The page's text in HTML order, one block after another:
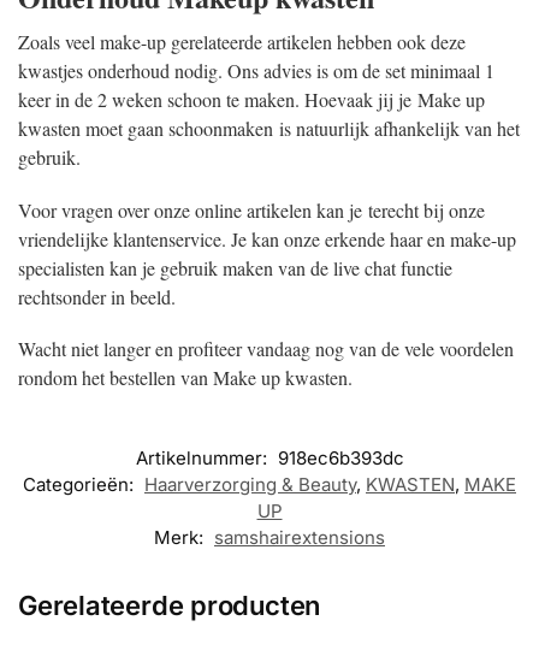
Zoals veel make-up gerelateerde artikelen hebben ook deze
kwastjes onderhoud nodig. Ons advies is om de set minimaal 1
keer in de 2 weken schoon te maken. Hoevaak jij je Make up
kwasten moet gaan schoonmaken is natuurlijk afhankelijk van het
gebruik.
Voor vragen over onze online artikelen kan je terecht bij onze
vriendelijke klantenservice. Je kan onze erkende haar en make-up
specialisten kan je gebruik maken van de live chat functie
rechtsonder in beeld.
Wacht niet langer en profiteer vandaag nog van de vele voordelen
rondom het bestellen van Make up kwasten.
Artikelnummer: 918ec6b393dc
Categorieën: Haarverzorging & Beauty, KWASTEN, MAKE
UP
Merk: samshairextensions
Gerelateerde producten